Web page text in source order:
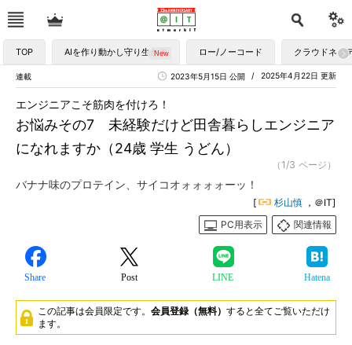
TOP AIを作り動かし守り生かす ロー/ノーコード クラウドネイ
連載 2025年4月22日 更新
2023年5月15日 公開
お悩みその7 未経験だけど田舎暮らしエンジニア
になれますか（24歳 学生 うどん）
エンジニアこそ筋肉を付けろ！
（1/3 ページ）
バナナ味のプロテイン、サイコオォォォォーッ！
[ 杉山慎 ，＠IT]
PC用表示
関連情報
Share Post LINE Hatena
この記事は会員限定です。 会員登録（無料） すると全てご覧いただけ
ます。